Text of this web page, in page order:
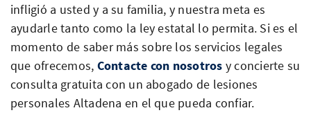
infligió a usted y a su familia, y nuestra meta es
ayudarle tanto como la ley estatal lo permita. Si es el
momento de saber más sobre los servicios legales
que ofrecemos, Contacte con nosotros y concierte su
consulta gratuita con un abogado de lesiones
personales Altadena en el que pueda confiar.